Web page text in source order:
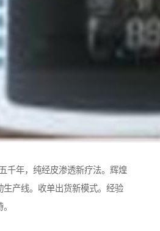
千年，纯经皮渗透新疗法。辉煌
生产线。收单出货新模式。经验